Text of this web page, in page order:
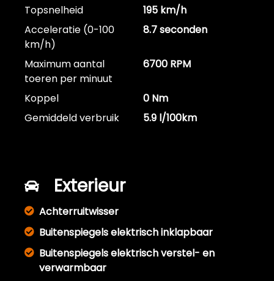
Topsnelheid
195 km/h
Acceleratie (0-100
km/h)
8.7 seconden
Maximum aantal
toeren per minuut
6700 RPM
Koppel
0 Nm
Gemiddeld verbruik
5.9 l/100km
Exterieur
Achterruitwisser
Buitenspiegels elektrisch inklapbaar
Buitenspiegels elektrisch verstel- en
verwarmbaar